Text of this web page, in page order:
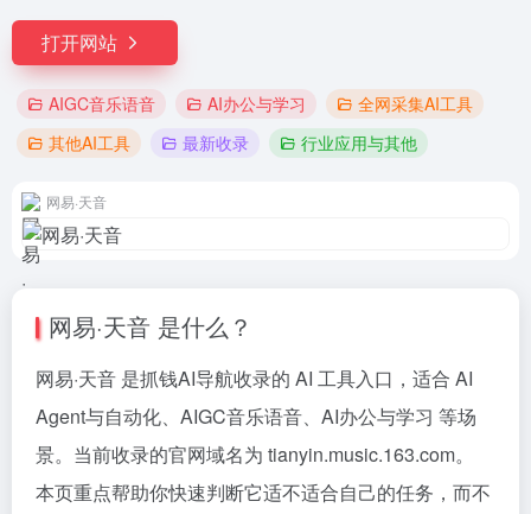
打开网站
AIGC音乐语音 AI办公与学习
全网采集AI工具
其他AI工具
最新收录 行业应用与其他
网易·天音
网易·天音 是什么？
网易·天音 是抓钱AI导航收录的 AI 工具入口，适合 AI
Agent与自动化、AIGC音乐语音、AI办公与学习 等场
景。当前收录的官网域名为 tianyin.music.163.com。
本页重点帮助你快速判断它适不适合自己的任务，而不